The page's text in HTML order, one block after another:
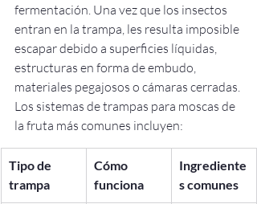
fermentación. Una vez que los insectos
entran en la trampa, les resulta imposible
escapar debido a superficies líquidas,
estructuras en forma de embudo,
materiales pegajosos o cámaras cerradas.
Los sistemas de trampas para moscas de
la fruta más comunes incluyen:
Tipo de
trampa
Cómo
funciona
Ingrediente
s comunes